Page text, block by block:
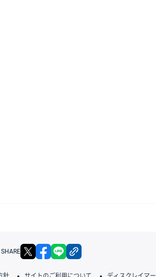
SHARE X facebook